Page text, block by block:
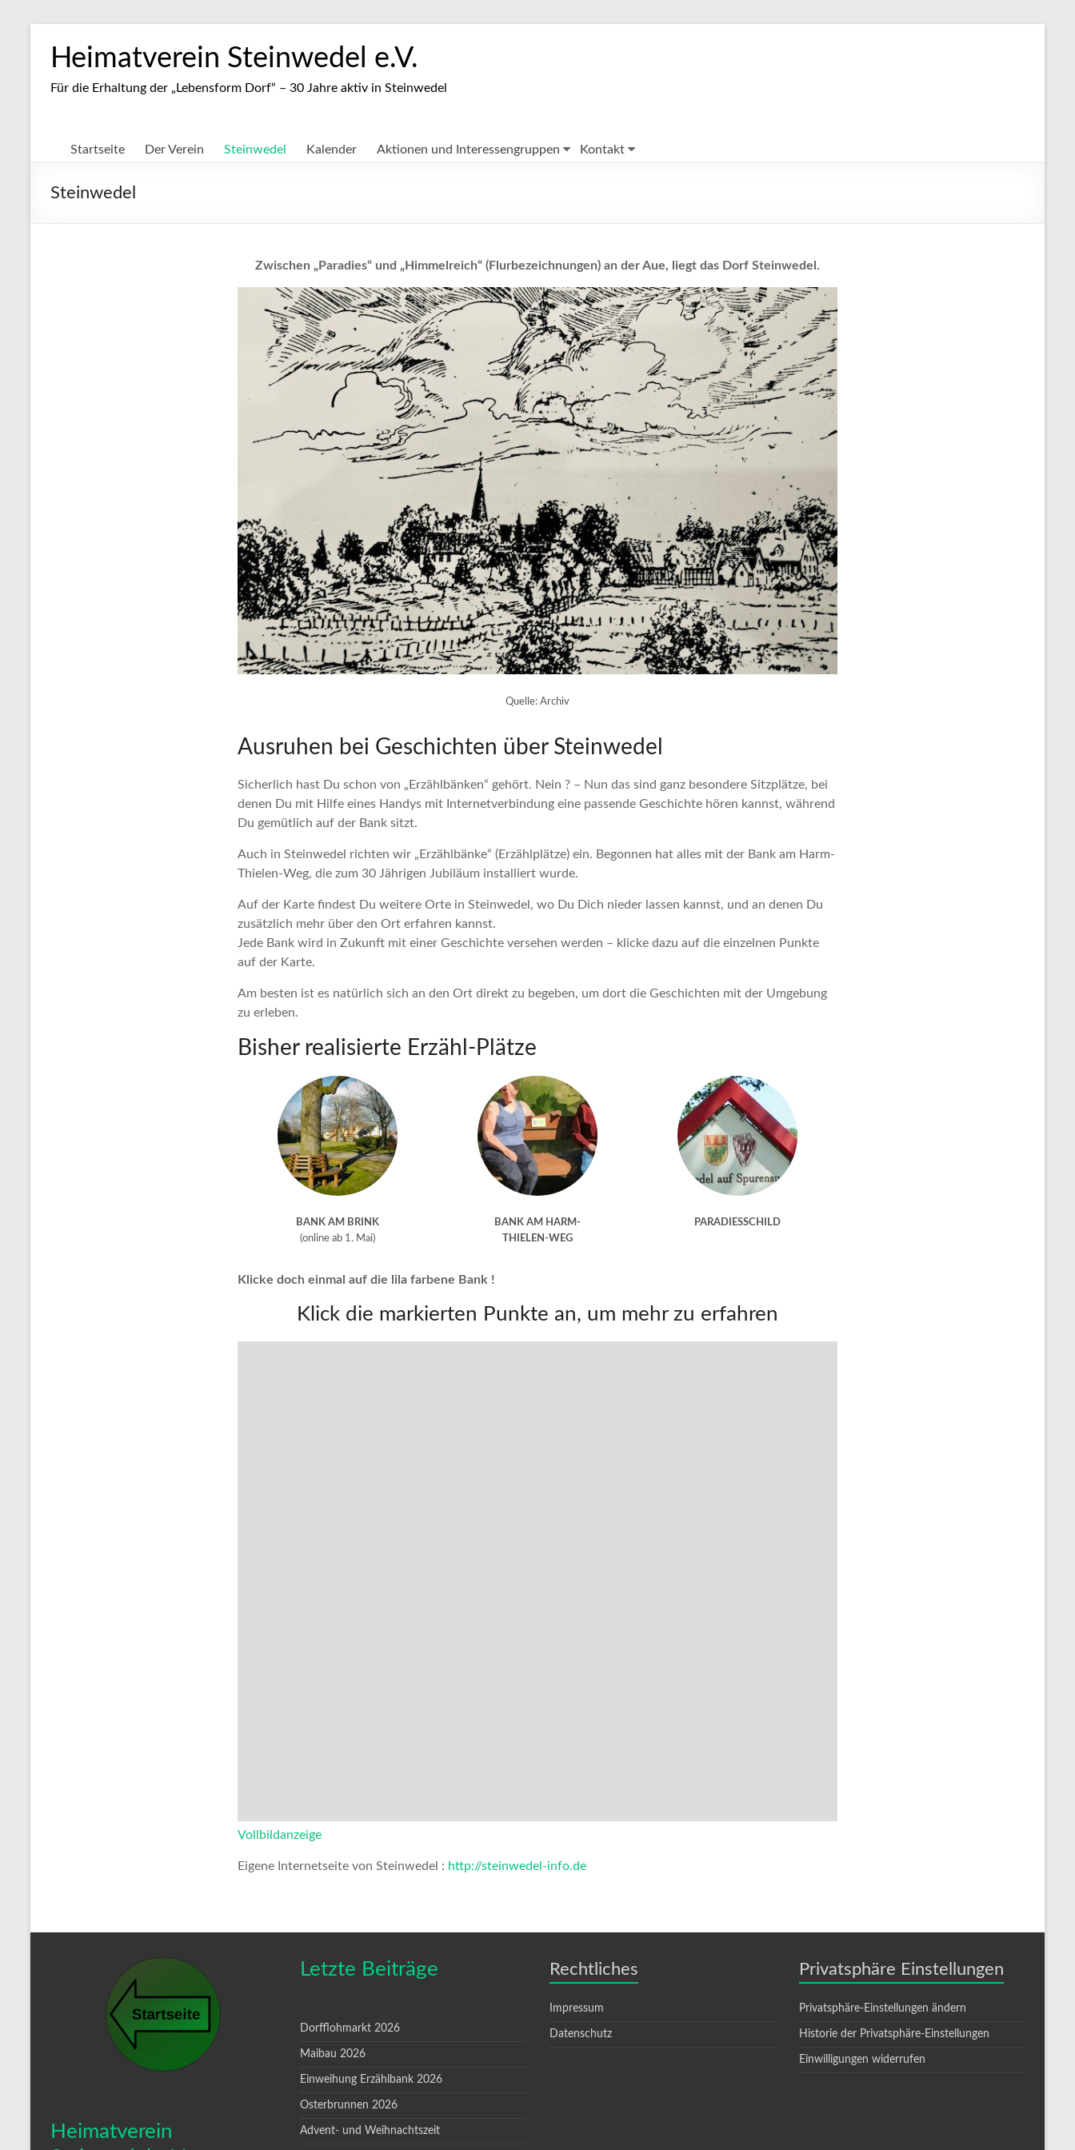
Inhalt
springenHeimatverein Steinwedel e.V.
Für die Erhaltung der „Lebensform Dorf“ – 30 Jahre aktiv in Steinwedel
Startseite Der Verein Steinwedel Kalender Aktionen und Interessengruppen Kontakt
Steinwedel
Zwischen „Paradies“ und „Himmelreich“ (Flurbezeichnungen) an der Aue, liegt das Dorf Steinwedel.
Quelle: Archiv
Ausruhen bei Geschichten über Steinwedel
Sicherlich hast Du schon von „Erzählbänken“ gehört. Nein ? – Nun das sind ganz besondere Sitzplätze, bei
denen Du mit Hilfe eines Handys mit Internetverbindung eine passende Geschichte hören kannst, während
Du gemütlich auf der Bank sitzt.
Auch in Steinwedel richten wir „Erzählbänke“ (Erzählplätze) ein. Begonnen hat alles mit der Bank am Harm-
Thielen-Weg, die zum 30 Jährigen Jubiläum installiert wurde.
Auf der Karte findest Du weitere Orte in Steinwedel, wo Du Dich nieder lassen kannst, und an denen Du
zusätzlich mehr über den Ort erfahren kannst.
Jede Bank wird in Zukunft mit einer Geschichte versehen werden – klicke dazu auf die einzelnen Punkte
auf der Karte.
Am besten ist es natürlich sich an den Ort direkt zu begeben, um dort die Geschichten mit der Umgebung
zu erleben.
Bisher realisierte Erzähl-Plätze
BANK AM BRINK
(online ab 1. Mai)
BANK AM HARM-
THIELEN-WEG
PARADIESSCHILD
Klicke doch einmal auf die lila farbene Bank !
Klick die markierten Punkte an, um mehr zu erfahren
Vollbildanzeige
Eigene Internetseite von Steinwedel : http://steinwedel-info.de
Heimatverein
Letzte Beiträge
Dorfflohmarkt 2026
Maibau 2026
Einweihung Erzählbank 2026
Osterbrunnen 2026
Advent- und Weihnachtszeit
Rechtliches
Impressum
Datenschutz
Privatsphäre Einstellungen
Privatsphäre-Einstellungen ändern
Historie der Privatsphäre-Einstellungen
Einwilligungen widerrufen